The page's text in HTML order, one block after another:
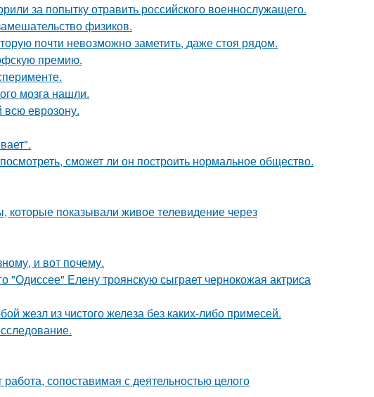
за попытку отравить российского военнослужащего.
физиков.
почти невозможно заметить, даже стоя рядом.
премию.
мозга нашли.
всю еврозону.
сможет ли он построить нормальное общество.
показывали живое телевидение через
и вот почему.
Елену троянскую сыграет чернокожая актриса
жезл из чистого железа без каких-либо примесей.
сопоставимая с деятельностью целого